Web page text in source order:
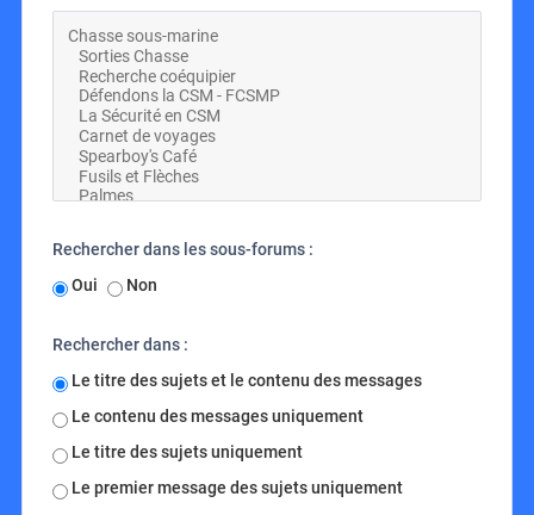
Rechercher dans les sous-forums :
Oui
Non
Rechercher dans :
Le titre des sujets et le contenu des messages
Le contenu des messages uniquement
Le titre des sujets uniquement
Le premier message des sujets uniquement